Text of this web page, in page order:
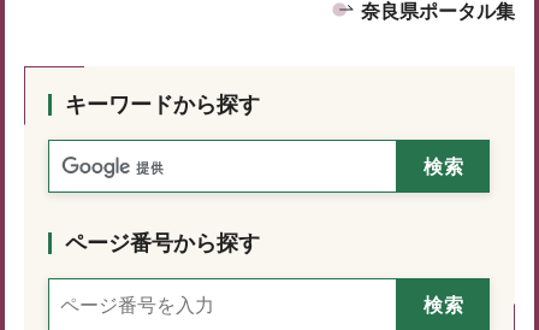
奈良県ポータル集
キーワードから探す
ページ番号から探す